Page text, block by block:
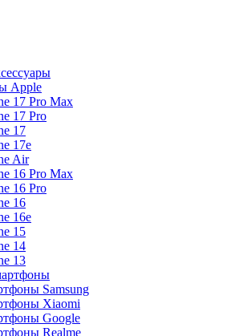
Apple
17 Pro Max
17 Pro
17
17e
Air
16 Pro Max
16 Pro
16
16e
15
14
13
Samsung
Xiaomi
Google
Realme